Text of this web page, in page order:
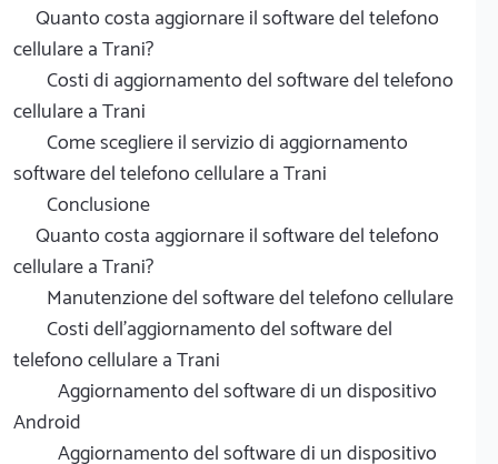
Quanto costa aggiornare il software del telefono
cellulare a Trani?
Costi di aggiornamento del software del telefono
cellulare a Trani
Come scegliere il servizio di aggiornamento
software del telefono cellulare a Trani
Conclusione
Quanto costa aggiornare il software del telefono
cellulare a Trani?
Manutenzione del software del telefono cellulare
Costi dell'aggiornamento del software del
telefono cellulare a Trani
Aggiornamento del software di un dispositivo
Android
Aggiornamento del software di un dispositivo